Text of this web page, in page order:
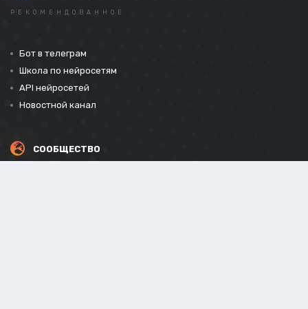
РЕКОМЕНДОВАННОЕ
Бот в телеграм
Школа по нейросетям
API нейросетей
Новостной канал
СООБЩЕСТВО